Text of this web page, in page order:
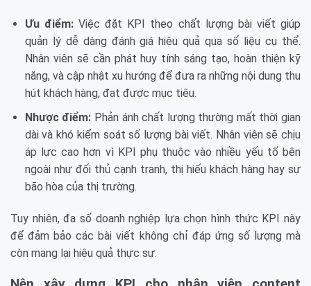
Ưu điểm:Việc đặt KPI theo chất lượng bài viết giúp
quản lý dễ dàng đánh giá hiệu quả qua số liệu cụ thể.
Nhân viên sẽ cần phát huy tính sáng tạo, hoàn thiện kỹ
năng, và cập nhật xu hướng để đưa ra những nội dung thu
hút khách hàng, đạt được mục tiêu.
Nhược điểm: Phản ánh chất lượng thường mất thời gian
dài và khó kiểm soát số lượng bài viết. Nhân viên sẽ chịu
áp lực cao hơn vì KPI phụ thuộc vào nhiều yếu tố bên
ngoài như đối thủ cạnh tranh, thị hiếu khách hàng hay sự
bão hòa của thị trường.
Tuy nhiên, đa số doanh nghiệp lựa chọn hình thức KPI này
để đảm bảo các bài viết không chỉ đáp ứng số lượng mà
còn mang lại hiệu quả thực sự.